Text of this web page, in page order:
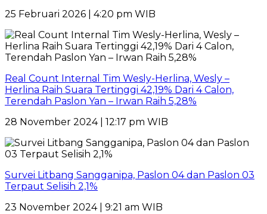
25 Februari 2026 | 4:20 pm WIB
Real Count Internal Tim Wesly-Herlina, Wesly –
Herlina Raih Suara Tertinggi 42,19% Dari 4 Calon,
Terendah Paslon Yan – Irwan Raih 5,28%
28 November 2024 | 12:17 pm WIB
Survei Litbang Sangganipa, Paslon 04 dan Paslon 03
Terpaut Selisih 2,1%
23 November 2024 | 9:21 am WIB